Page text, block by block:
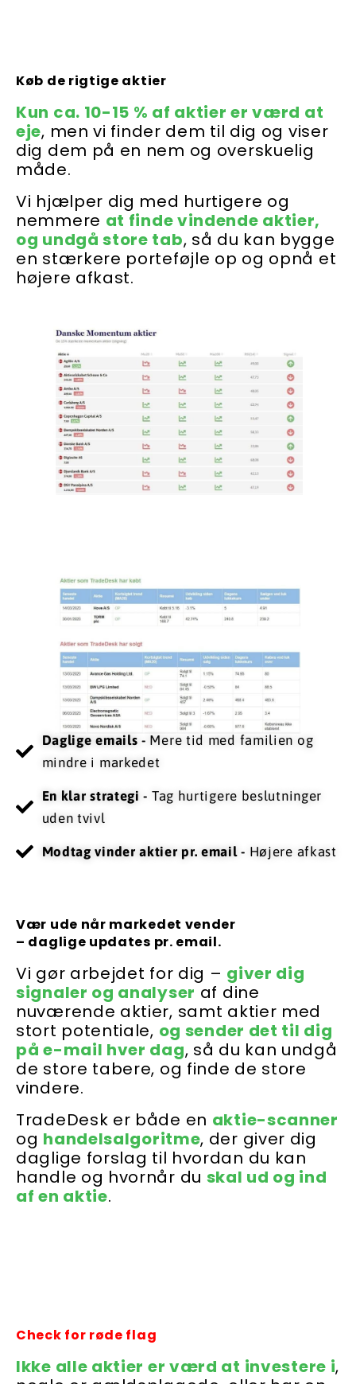
Køb de rigtige aktier
Kun ca. 10-15 % af aktier er værd at
eje, men vi finder dem til dig og viser
dig dem på en nem og overskuelig
måde.
Vi hjælper dig med hurtigere og
nemmere at finde vindende aktier,
og undgå store tab, så du kan bygge
en stærkere porteføjle op og opnå et
højere afkast.
Daglige emails - Mere tid med familien og
mindre i markedet
En klar strategi - Tag hurtigere beslutninger
uden tvivl
​Modtag vinder aktier pr. email - Højere afkast
Vær ude når markedet vender
– daglige updates pr. email.
Vi gør arbejdet for dig – giver dig
signaler og analyser af dine
nuværende aktier, samt aktier med
stort potentiale, og sender det til dig
på e-mail hver dag, så du kan undgå
de store tabere, og finde de store
vindere.
TradeDesk er både en aktie-scanner
og handelsalgoritme, der giver dig
daglige forslag til hvordan du kan
handle og hvornår du skal ud og ind
af en aktie.
Check for røde flag
Ikke alle aktier er værd at investere i,